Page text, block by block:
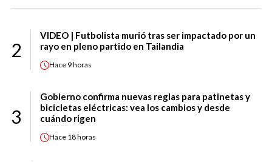
2
VIDEO | Futbolista murió tras ser impactado por un
rayo en pleno partido en Tailandia
Hace 9 horas
3
Gobierno confirma nuevas reglas para patinetas y
bicicletas eléctricas: vea los cambios y desde
cuándo rigen
Hace 18 horas